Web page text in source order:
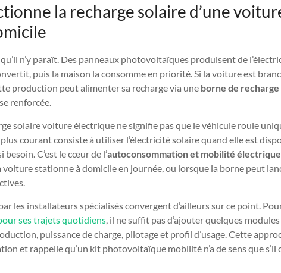
la recharge solaire d’une
n’y paraît. Des panneaux photovoltaïques produisent de
puis la maison la consomme en priorité. Si la voiture est
production peut alimenter sa recharge via une borne de
renforcée.
solaire voiture électrique ne signifie pas que le véhicule roule
courant consiste à utiliser l’électricité solaire quand elle est
C’est le cœur de l’autoconsommation et mobilité électrique
stationne à domicile en journée, ou lorsque la borne peut
les installateurs spécialisés convergent d’ailleurs sur ce point.
ses trajets quotidiens, il ne suffit pas d’ajouter quelques
puissance de charge, pilotage et profil d’usage. Cette
et rappelle qu’un kit photovoltaïque mobilité n’a de sens que s’il